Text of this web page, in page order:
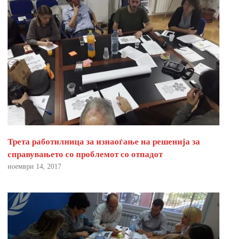
Трета работилница за изнаоѓање на решенија за
справувањето со проблемот со отпадот
ноември 14, 2017